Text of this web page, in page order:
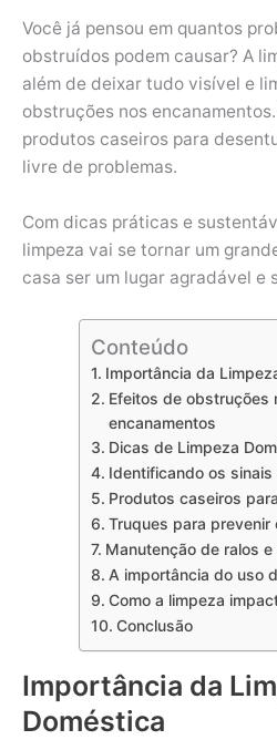
Você já pensou em quantos
obstruídos podem causar? A
além de deixar tudo visível e
obstruções nos
produtos caseiros para
livre de problemas.
Com dicas práticas e
limpeza vai se tornar um
casa ser um lugar agradável e
Conteúdo
Importância da
Efeitos de obstruções
encanamentos
Dicas de Limpeza
Identificando os
Produtos caseiros
Truques para prevenir
Manutenção de ralos e
A importância do uso
Como a limpeza
Conclusão
Importância da
Doméstica